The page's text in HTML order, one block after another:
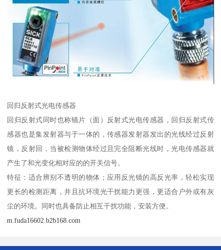
回归反射式光电传感器
回归反射式同时也称镜片（面）反射式光电传感器，回归反射式传
感器也是集发射器与于一体的，传感器发射器发出的光线经过反射
镜，反射回，当被检测物体经过且完全阻断光线时，光电传感器就
产生了和光变化相对应的的开关信号。
特征：适合辨别不透明的物体；应用反光镜的高反光率，轻松实现
更长的检测距离，并且抗环境光干扰能力更强，更适合户外或有灰
尘的环境。同时也具备防止相互干扰功能，安装方便。
m.fuda16602.b2b168.com